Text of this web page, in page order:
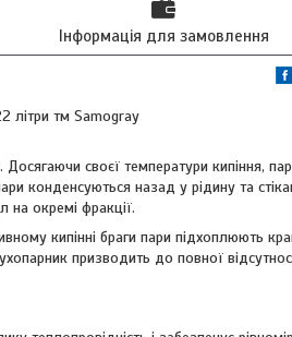
Інформація для замовлення
літри тм Samogray
своєї температури кипіння,
конденсуються назад у рідину та
на окремі фракції.
кипінні браги пари підхоплюють
призводить до повної